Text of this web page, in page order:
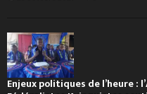
Enjeux politiques de l’heure :